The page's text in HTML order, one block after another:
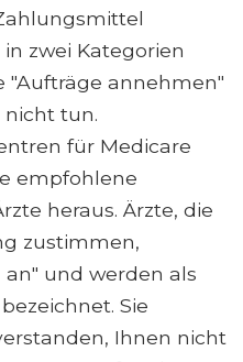
zwei Kategorien
"Aufträge annehmen"
nicht tun.
für Medicare
empfohlene
heraus. Ärzte, die
zustimmen,
und werden als
Sie
Ihnen nicht